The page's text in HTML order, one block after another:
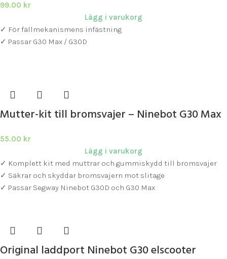
99.00 kr
Lägg i varukorg
✓ För fällmekanismens infästning
✓ Passar G30 Max / G30D
Mutter-kit till bromsvajer – Ninebot G30 Max
55.00 kr
Lägg i varukorg
✓ Komplett kit med muttrar och gummiskydd till bromsvajer
✓ Säkrar och skyddar bromsvajern mot slitage
✓ Passar Segway Ninebot G30D och G30 Max
Original laddport Ninebot G30 elscooter